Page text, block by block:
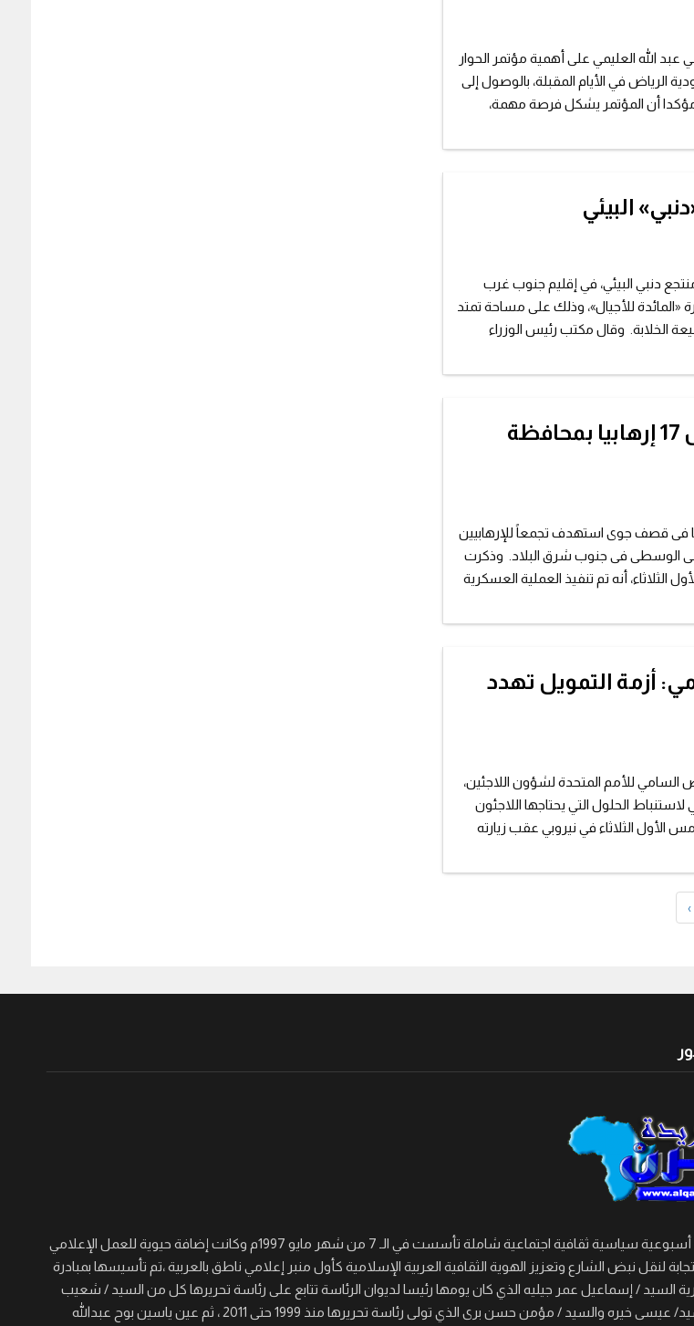
الله العليمي على أهمية مؤتمر الحوار
الرياض في الأيام المقبلة، بالوصول إلى
مؤكدا أن المؤتمر يشكل فرصة مهمة،
البيئي
منتجع دنبي البيئي، في إقليم جنوب غرب
«المائدة للأجيال»، وذلك على مساحة تمتد
الخلابة. وقال مكتب رئيس الوزراء
الجيش الصومالى يقتل 17 إرهابيا بمحافظة
17 عنصرا إرهابيا فى قصف جوى استهدف تجمعاً للإرهابيين
الوسطى فى جنوب شرق البلاد. وذكرت
الثلاثاء، أنه تم تنفيذ العملية العسكرية
أزمة التمويل تهدد
للأمم المتحدة لشؤون اللاجئين،
الحلول التي يحتاجها اللاجئون
الأول الثلاثاء في نيروبي عقب زيارته
‹
جريدة القرن نصف أسبوعية سياسية ثقافية اجتماعية شاملة تأسست في الـ 7 من شهر مايو 1997م وكانت إضافة حيوية للعمل الإعلامي
لنقل نبض الشارع وتعزيز الهوية الثقافية العربية الإسلامية كأول منبر إعلامي ناطق بالعربية ،تم تأسيسها بمبادرة
السيد / إسماعيل عمر جيليه الذي كان يومها رئيسا لديوان الرئاسة تتابع على رئاسة تحريرها كل من السيد / شعيب
عجال الصغير والسيد/ عيسى خيره والسيد / مؤمن حسن برى الذي تولى رئاسة تحريرها منذ 1999 حتى 2011 ، ثم عين ياسين بوح عبدالله